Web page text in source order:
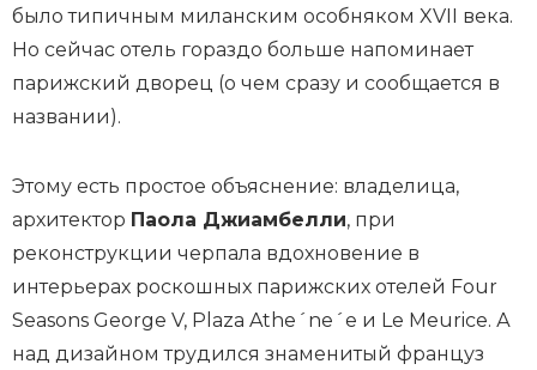
было типичным миланским особняком XVII века.
Но сейчас отель гораздо больше напоминает
парижский дворец (о чем сразу и сообщается в
названии).
Этому есть простое объяснение: владелица,
архитектор Паола Джиамбелли, при
реконструкции черпала вдохновение в
интерьерах роскошных парижских отелей Four
Seasons George V, Plaza Athe´ne´e и Le Meurice. А
над дизайном трудился знаменитый француз